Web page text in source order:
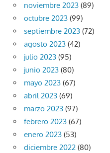
noviembre 2023 (89)
octubre 2023 (99)
septiembre 2023 (72)
agosto 2023 (42)
julio 2023 (95)
junio 2023 (80)
mayo 2023 (67)
abril 2023 (69)
marzo 2023 (97)
febrero 2023 (67)
enero 2023 (53)
diciembre 2022 (80)